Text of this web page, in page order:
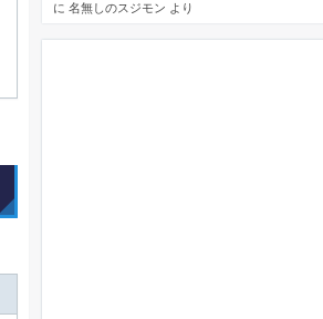
に 名無しのスジモン より